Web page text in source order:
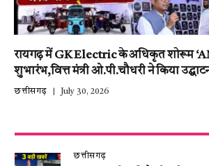
रायगढ़ में GK Electric के अधिकृत शोरूम
शुभारंभ,वित्त मंत्री ओ.पी.चौधरी ने किया
छत्तीसगढ़ July 30, 2026
छत्तीसगढ़